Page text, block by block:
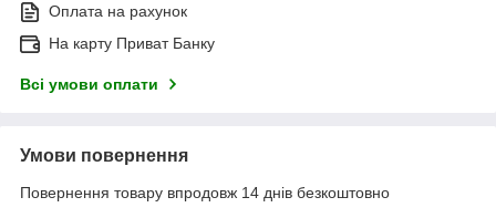
Оплата на рахунок
На карту Приват Банку
Всі умови оплати
Умови повернення
Повернення товару впродовж 14 днів безкоштовно